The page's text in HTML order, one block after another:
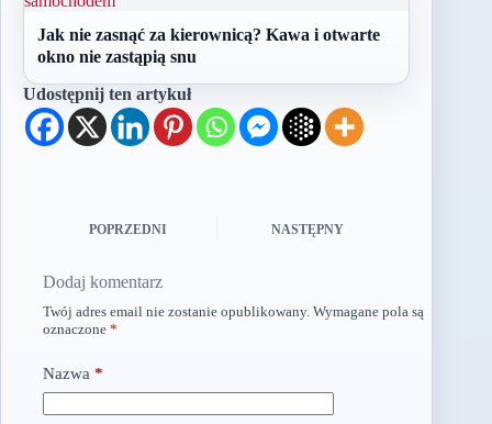
Jak nie zasnąć za kierownicą? Kawa i otwarte
okno nie zastąpią snu
Udostępnij ten artykuł
POPRZEDNI NASTĘPNY
Dodaj komentarz
Twój adres email nie zostanie opublikowany. Wymagane pola są
oznaczone *
Nazwa *